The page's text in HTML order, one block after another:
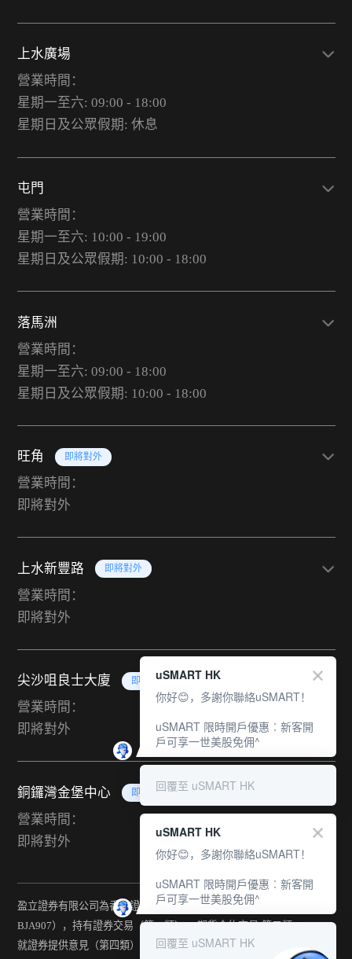
上水廣場
營業時間：
星期一至六: 09:00 - 18:00
星期日及公眾假期: 休息
屯門
營業時間：
星期一至六: 10:00 - 19:00
星期日及公眾假期: 10:00 - 18:00
落馬洲
營業時間：
星期一至六: 09:00 - 18:00
星期日及公眾假期: 10:00 - 18:00
旺角 即將對外
營業時間：
即將對外
上水新豐路 即將對外
營業時間：
即將對外
尖沙咀良士大廈 即將對外
營業時間：
即將對外
銅鑼灣金堡中心 即將對外
營業時間：
即將對外
盈立證券有限公司為香港證監會持牌法團（中央編號：
BJA907），持有證券交易（第一類） 、期貨合約交易(第二類) 、
就證券提供意見（第四類） 、就期貨合約提供意見(第五類) 、就機
uSMART HK
你好😊，多謝你聯絡uSMART！
uSMART 限時開戶優惠︰新客開
戶可享一世美股免佣^
回覆至 uSMART HK
uSMART HK
你好😊，多謝你聯絡uSMART！
uSMART 限時開戶優惠︰新客開
戶可享一世美股免佣^
回覆至 uSMART HK